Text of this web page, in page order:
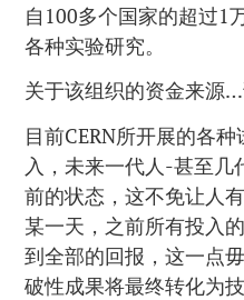
自100多个国家的超过1
各种实验研究。
关于该组织的资金来源…
目前CERN所开展的各
入，未来一代人-甚至几
前的状态，这不免让人
某一天，之前所有投入
到全部的回报，这一点
破性成果将最终转化为